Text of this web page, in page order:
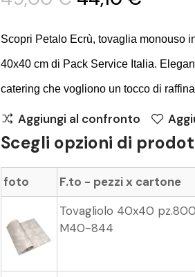
Scopri Petalo Ecrù, tovaglia monouso
40x40 cm di Pack Service Italia.
catering che vogliono un tocco di
Aggiungi al confronto
Scegli opzioni di
foto F.to - pezzi x cartone
Tovagliolo 40x40
M40-844